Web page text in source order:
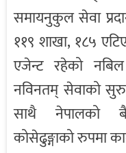
समायनुकुल सेवा
११९ शाखा, १८५
एजेन्ट रहेको
नविनतम् सेवाको
साथै नेपालको
कोसेढुङ्गाको रुपमा